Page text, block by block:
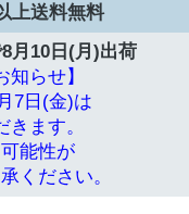
上送料無料
8月10日(月)出荷
知らせ】
7日(金)は
ます。
能性が
ください。